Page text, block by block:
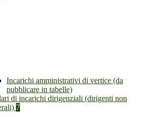
Incarichi amministrativi di vertice (da
pubblicare in tabelle)
di incarichi dirigenziali (dirigenti non
7